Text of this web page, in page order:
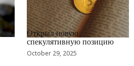
RRCNEWS_RU
Открыл новую
спекулятивную позицию
October 29, 2025